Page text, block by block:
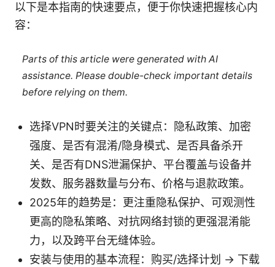
以下是本指南的快速要点，便于你快速把握核心内
容：
Parts of this article were generated with AI
assistance. Please double-check important details
before relying on them.
选择VPN时要关注的关键点：隐私政策、加密
强度、是否有混淆/隐身模式、是否具备杀开
关、是否有DNS泄漏保护、平台覆盖与设备并
发数、服务器数量与分布、价格与退款政策。
2025年的趋势是：更注重隐私保护、可观测性
更高的隐私策略、对抗网络封锁的更强混淆能
力，以及跨平台无缝体验。
安装与使用的基本流程：购买/选择计划 → 下载